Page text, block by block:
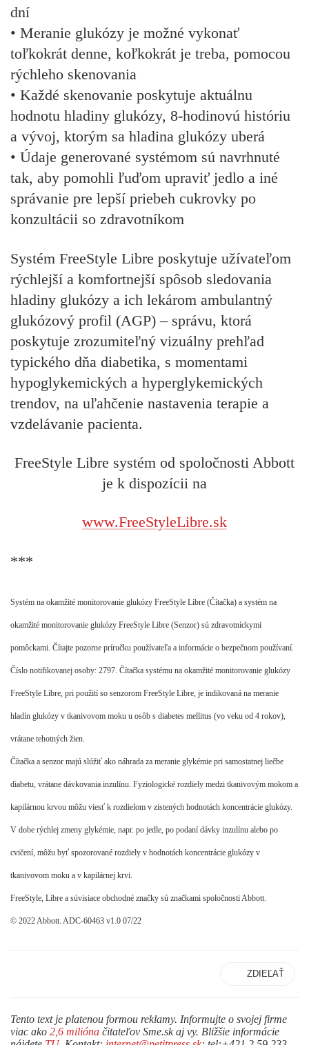
dní
• Meranie glukózy je možné vykonať
toľkokrát denne, koľkokrát je treba, pomocou
rýchleho skenovania
• Každé skenovanie poskytuje aktuálnu
hodnotu hladiny glukózy, 8-hodinovú históriu
a vývoj, ktorým sa hladina glukózy uberá
• Údaje generované systémom sú navrhnuté
tak, aby pomohli ľuďom upraviť jedlo a iné
správanie pre lepší priebeh cukrovky po
konzultácii so zdravotníkom
Systém FreeStyle Libre poskytuje užívateľom
rýchlejší a komfortnejší spôsob sledovania
hladiny glukózy a ich lekárom ambulantný
glukózový profil (AGP) – správu, ktorá
poskytuje zrozumiteľný vizuálny prehľad
typického dňa diabetika, s momentami
hypoglykemických a hyperglykemických
trendov, na uľahčenie nastavenia terapie a
vzdelávanie pacienta.
FreeStyle Libre systém od spoločnosti Abbott
je k dispozícii na
www.FreeStyleLibre.sk
***
Systém na okamžité monitorovanie glukózy FreeStyle Libre (Čítačka) a systém na
okamžité monitorovanie glukózy FreeStyle Libre (Senzor) sú zdravotníckymi
pomôckami. Čítajte pozorne príručku používateľa a informácie o bezpečnom používaní.
Číslo notifikovanej osoby: 2797. Čítačka systému na okamžité monitorovanie glukózy
FreeStyle Libre, pri použití so senzorom FreeStyle Libre, je indikovaná na meranie
hladín glukózy v tkanivovom moku u osôb s diabetes mellitus (vo veku od 4 rokov),
vrátane tehotných žien.
Čítačka a senzor majú slúžiť ako náhrada za meranie glykémie pri samostatnej liečbe
diabetu, vrátane dávkovania inzulínu. Fyziologické rozdiely medzi tkanivovým mokom a
kapilárnou krvou môžu viesť k rozdielom v zistených hodnotách koncentrácie glukózy.
V dobe rýchlej zmeny glykémie, napr. po jedle, po podaní dávky inzulínu alebo po
cvičení, môžu byť spozorované rozdiely v hodnotách koncentrácie glukózy v
tkanivovom moku a v kapilárnej krvi.
FreeStyle, Libre a súvisiace obchodné značky sú značkami spoločnosti Abbott.
© 2022 Abbott. ADC-60463 v1.0 07/22
ZDIEĽAŤ
Tento text je platenou formou reklamy. Informujte o svojej firme
viac ako 2,6 milióna čitateľov Sme.sk aj vy. Bližšie informácie